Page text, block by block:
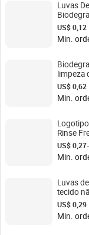
Luvas
Label
para
US$ 0,12
Min.
limpeza
pano
pet
US$ 0,62
Min.
Rinse
Cleaning
cães e
US$
Min.
Luvas
tecido
limpeza
animais
US$ 0,29
Min.